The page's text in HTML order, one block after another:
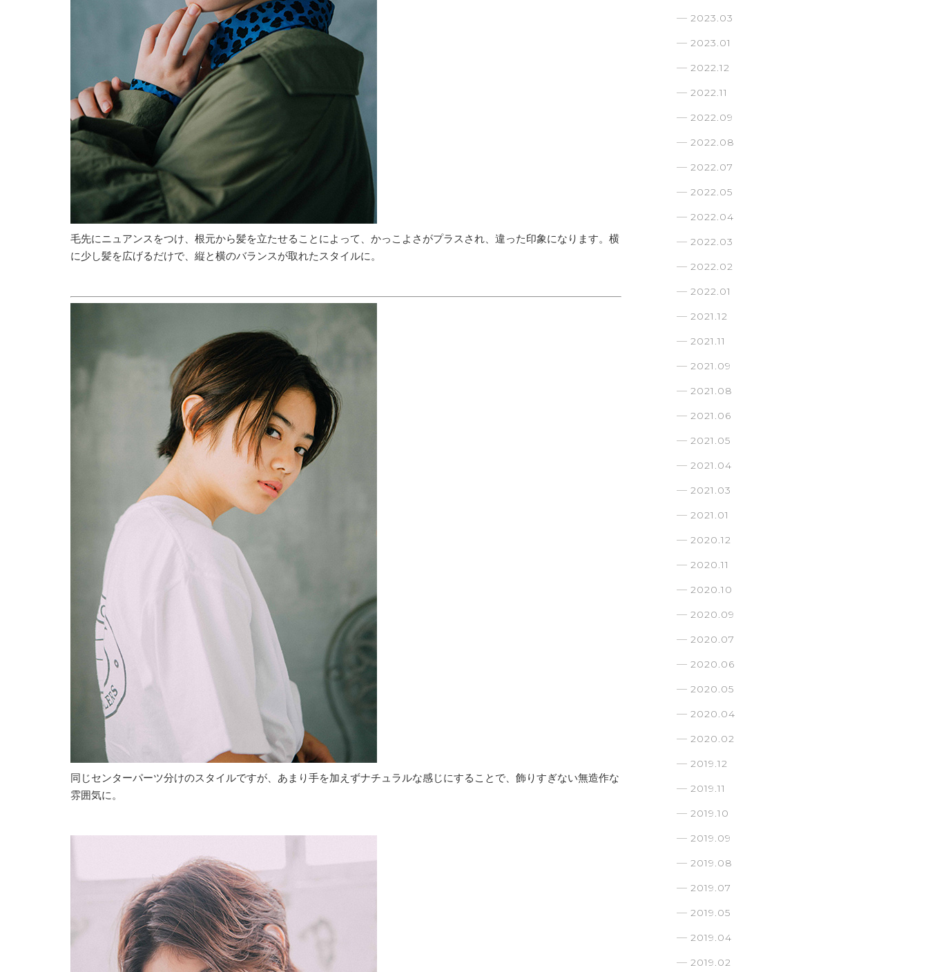
毛先にニュアンスをつけ、根元から髪を立たせることによって、かっこよさがプラスされ、違った印象になります。横
に少し髪を広げるだけで、縦と横のバランスが取れたスタイルに。
同じセンターパーツ分けのスタイルですが、あまり手を加えずナチュラルな感じにすることで、飾りすぎない無造作な
雰囲気に。
2023.03
2023.01
2022.12
2022.11
2022.09
2022.08
2022.07
2022.05
2022.04
2022.03
2022.02
2022.01
2021.12
2021.11
2021.09
2021.08
2021.06
2021.05
2021.04
2021.03
2021.01
2020.12
2020.11
2020.10
2020.09
2020.07
2020.06
2020.05
2020.04
2020.02
2019.12
2019.11
2019.10
2019.09
2019.08
2019.07
2019.05
2019.04
2019.02